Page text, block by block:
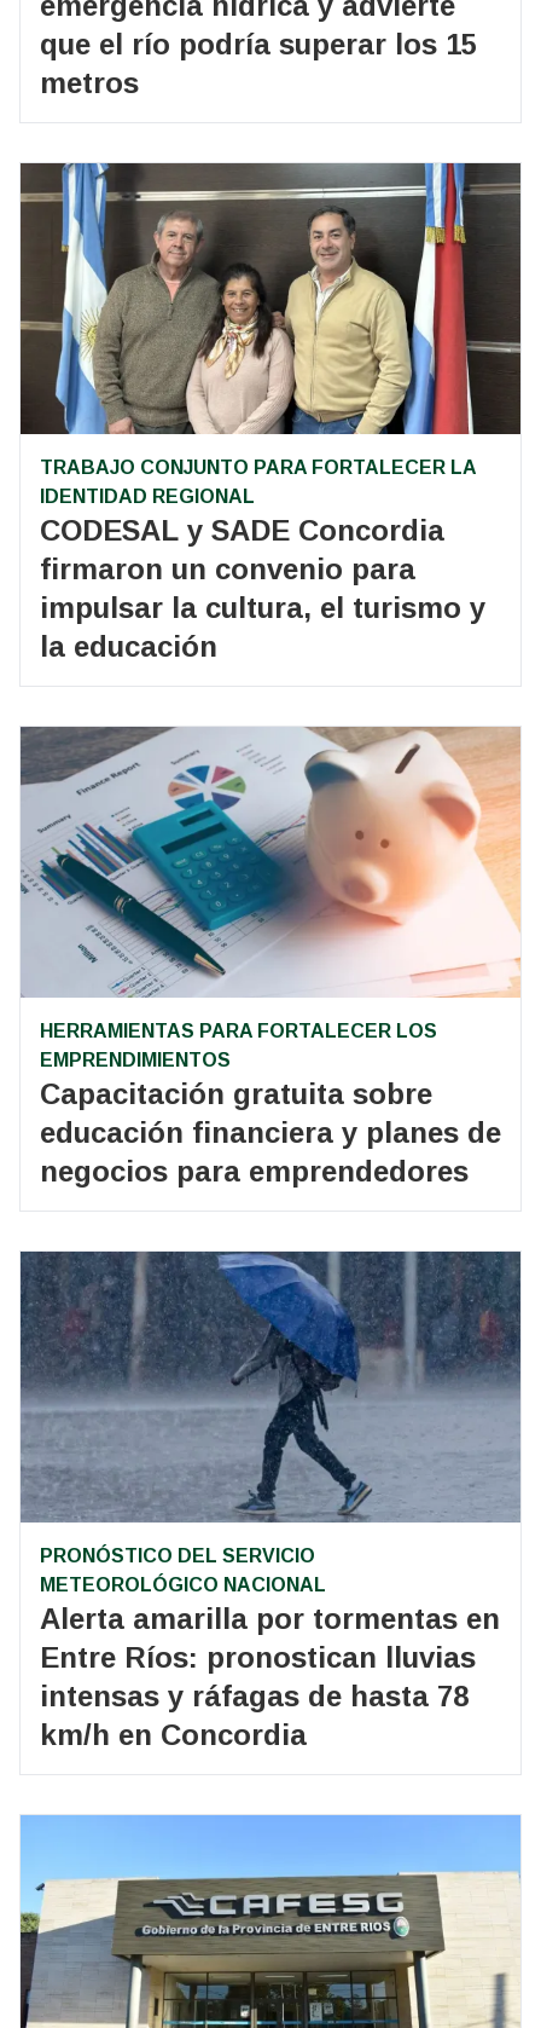
que el río podría superar los 15
metros
TRABAJO CONJUNTO PARA FORTALECER LA
IDENTIDAD REGIONAL
CODESAL y SADE Concordia
firmaron un convenio para
impulsar la cultura, el turismo y
la educación
HERRAMIENTAS PARA FORTALECER LOS
EMPRENDIMIENTOS
Capacitación gratuita sobre
educación financiera y planes de
negocios para emprendedores
PRONÓSTICO DEL SERVICIO
METEOROLÓGICO NACIONAL
Alerta amarilla por tormentas en
Entre Ríos: pronostican lluvias
intensas y ráfagas de hasta 78
km/h en Concordia